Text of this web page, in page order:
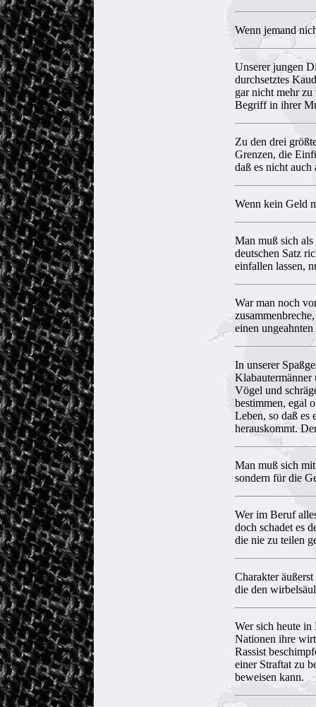
Wenn jemand
Unserer jungen
durchsetztes
gar nicht mehr
Begriff in ihrer
Zu den drei
Grenzen, die
daß es nicht auch
Wenn kein Geld
Man muß sich als
deutschen Satz
einfallen lassen,
War man noch
einen
In unserer
Klabautermänner
Vögel und
bestimmen, egal
Leben, so daß es
herauskommt.
Man muß sich
sondern für die
Wer im Beruf
doch schadet es
die nie zu teilen
Charakter
die den
Wer sich heute
Nationen ihre
Rassist
einer Straftat zu
beweisen kann.